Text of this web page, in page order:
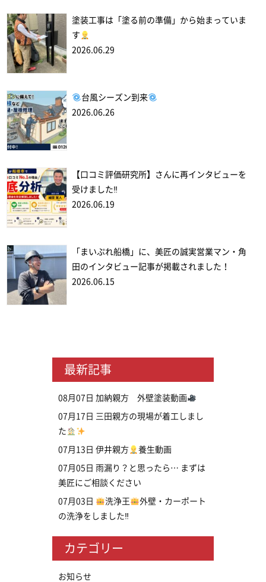
塗装工事は「塗る前の準備」から始まっていま
す
2026.06.29
台風シーズン到来
2026.06.26
【口コミ評価研究所】さんに再インタビューを
受けました‼
2026.06.19
「まいぷれ船橋」に、美匠の誠実営業マン・角
田のインタビュー記事が掲載されました！
2026.06.15
最新記事
08月07日 加納親方 外壁塗装動画
07月17日 三田親方の現場が着工しまし
た
07月13日 伊井親方 養生動画
07月05日 雨漏り？と思ったら… まずは
美匠にご相談ください
07月03日 洗浄王
外壁・カーポート
の洗浄をしました‼
カテゴリー
お知らせ